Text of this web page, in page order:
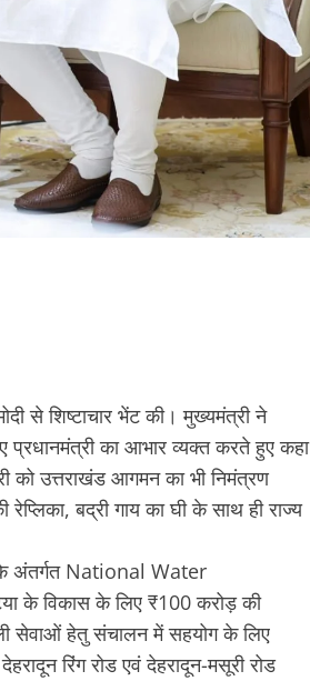
से शिष्टाचार भेंट की। मुख्यमंत्री ने
प्रधानमंत्री का आभार व्यक्त करते हुए कहा
को उत्तराखंड आगमन का भी निमंत्रण
बद्री गाय का घी के साथ ही राज्य
के अंतर्गत National Water
के विकास के लिए ₹100 करोड़ की
सेवाओं हेतु संचालन में सहयोग के लिए
रिंग रोड एवं देहरादून-मसूरी रोड